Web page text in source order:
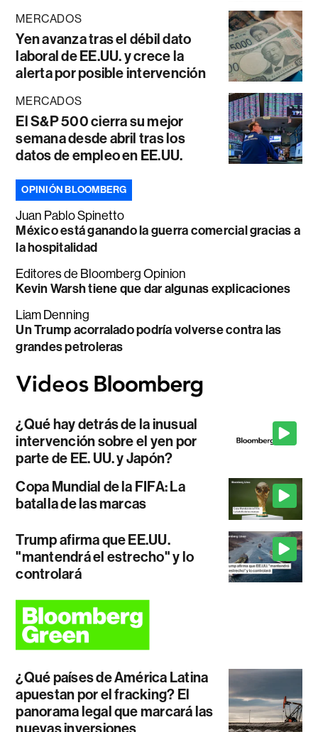
MERCADOS
Yen avanza tras el débil dato
laboral de EE.UU. y crece la
alerta por posible intervención
MERCADOS
El S&P 500 cierra su mejor
semana desde abril tras los
datos de empleo en EE.UU.
OPINIÓN BLOOMBERG
Juan Pablo Spinetto
México está ganando la guerra comercial gracias a
la hospitalidad
Editores de Bloomberg Opinion
Kevin Warsh tiene que dar algunas explicaciones
Liam Denning
Un Trump acorralado podría volverse contra las
grandes petroleras
¿Qué hay detrás de la inusual
intervención sobre el yen por
parte de EE. UU. y Japón?
Copa Mundial de la FIFA: La
batalla de las marcas
Trump afirma que EE.UU.
"mantendrá el estrecho" y lo
controlará
¿Qué países de América Latina
apuestan por el fracking? El
panorama legal que marcará las